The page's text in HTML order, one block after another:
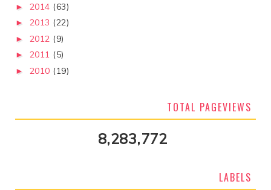
► 2014 (63)
► 2013 (22)
► 2012 (9)
► 2011 (5)
► 2010 (19)
TOTAL PAGEVIEWS
8,283,772
LABELS